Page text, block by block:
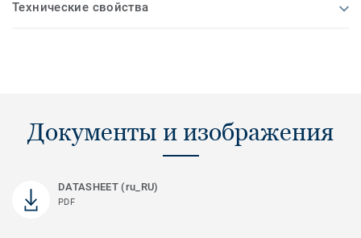
Технические свойства
Документы и изображения
DATASHEET (ru_RU)
PDF